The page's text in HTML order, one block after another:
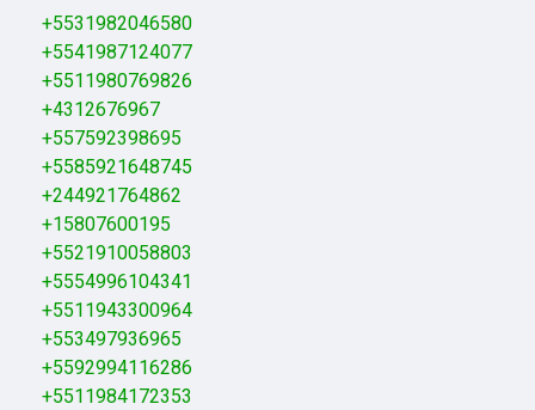
+5531982046580
+5541987124077
+5511980769826
+4312676967
+557592398695
+5585921648745
+244921764862
+15807600195
+5521910058803
+5554996104341
+5511943300964
+553497936965
+5592994116286
+5511984172353